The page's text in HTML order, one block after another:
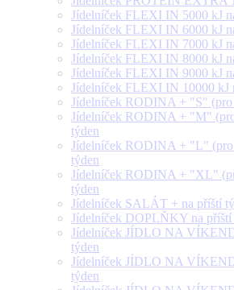
Jídelníček FLEXI IN 5000 kJ
Jídelníček FLEXI IN 6000 kJ
Jídelníček FLEXI IN 7000 kJ
Jídelníček FLEXI IN 8000 kJ
Jídelníček FLEXI IN 9000 kJ
Jídelníček FLEXI IN 10000 kJ
Jídelníček RODINA + "S" (pro
Jídelníček RODINA + "M"
týden
Jídelníček RODINA + "L" (pro
týden
Jídelníček RODINA + "XL"
týden
Jídelníček SALÁT + na příští
Jídelníček DOPLŇKY na příští
Jídelníček JÍDLO NA
týden
Jídelníček JÍDLO NA
týden